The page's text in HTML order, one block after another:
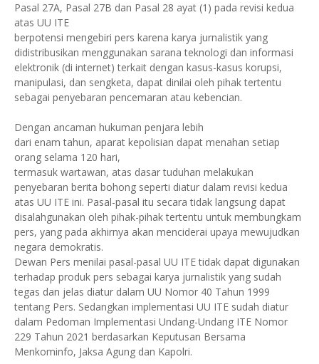
Pasal 27A, Pasal 27B dan Pasal 28 ayat (1) pada revisi kedua
atas UU ITE
berpotensi mengebiri pers karena karya jurnalistik yang
didistribusikan menggunakan sarana teknologi dan informasi
elektronik (di internet) terkait dengan kasus-kasus korupsi,
manipulasi, dan sengketa, dapat dinilai oleh pihak tertentu
sebagai penyebaran pencemaran atau kebencian.
Dengan ancaman hukuman penjara lebih
dari enam tahun, aparat kepolisian dapat menahan setiap
orang selama 120 hari,
termasuk wartawan, atas dasar tuduhan melakukan
penyebaran berita bohong seperti diatur dalam revisi kedua
atas UU ITE ini. Pasal-pasal itu secara tidak langsung dapat
disalahgunakan oleh pihak-pihak tertentu untuk membungkam
pers, yang pada akhirnya akan menciderai upaya mewujudkan
negara demokratis.
Dewan Pers menilai pasal-pasal UU ITE tidak dapat digunakan
terhadap produk pers sebagai karya jurnalistik yang sudah
tegas dan jelas diatur dalam UU Nomor 40 Tahun 1999
tentang Pers. Sedangkan implementasi UU ITE sudah diatur
dalam Pedoman Implementasi Undang-Undang ITE Nomor
229 Tahun 2021 berdasarkan Keputusan Bersama
Menkominfo, Jaksa Agung dan Kapolri.